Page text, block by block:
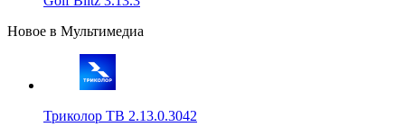
Новое в Мультимедиа
Триколор ТВ 2.13.0.3042